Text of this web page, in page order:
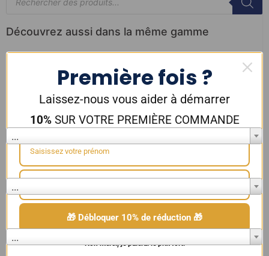
Découvrez aussi dans la même gamme
...
Résistance
...
Couleur
...
Première fois ?
Laissez-nous vous aider à démarrer
10%SUR VOTRE PREMIÈRE COMMANDE
🎁 Débloquer 10% de réduction 🎁
Non merci, je paierai le prix fort!